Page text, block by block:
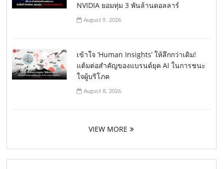
NVIDIA ยอมทุ่ม 3 พันล้านดอลลาร์
August 9, 2026
เข้าใจ ‘Human Insights’ ให้ลึกกว่าเดิม!
แต้มต่อสำคัญของแบรนด์ยุค AI ในการชนะ
ใจผู้บริโภค
August 8, 2026
VIEW MORE